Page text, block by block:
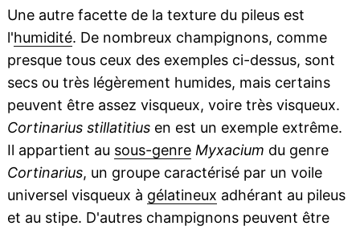
Une autre facette de la texture du pileus est
l'humidité. De nombreux champignons, comme
presque tous ceux des exemples ci-dessus, sont
secs ou très légèrement humides, mais certains
peuvent être assez visqueux, voire très visqueux.
Cortinarius stillatitiusen est un exemple extrême.
Il appartient au sous-genre Myxacium du genre
Cortinarius, un groupe caractérisé par un voile
universel visqueux à gélatineux adhérant au pileus
et au stipe. D'autres champignons peuvent être